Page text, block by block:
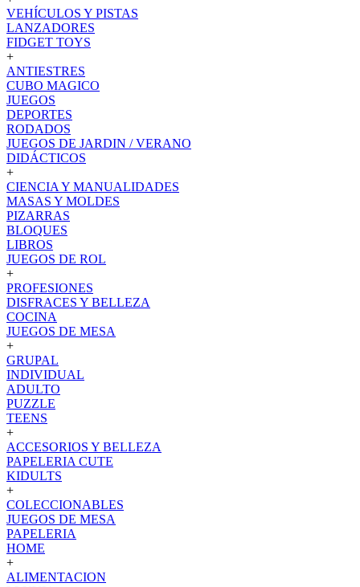
VEHÍCULOS Y PISTAS
LANZADORES
FIDGET TOYS
+
ANTIESTRES
CUBO MAGICO
JUEGOS
DEPORTES
RODADOS
JUEGOS DE JARDIN / VERANO
DIDÁCTICOS
+
CIENCIA Y MANUALIDADES
MASAS Y MOLDES
PIZARRAS
BLOQUES
LIBROS
JUEGOS DE ROL
+
PROFESIONES
DISFRACES Y BELLEZA
COCINA
JUEGOS DE MESA
+
GRUPAL
INDIVIDUAL
ADULTO
PUZZLE
TEENS
+
ACCESORIOS Y BELLEZA
PAPELERIA CUTE
KIDULTS
+
COLECCIONABLES
JUEGOS DE MESA
PAPELERIA
HOME
+
ALIMENTACION